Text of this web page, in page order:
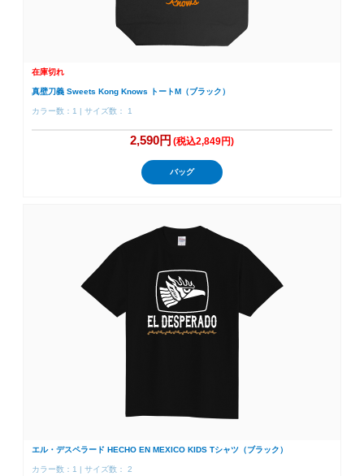
在庫切れ
真壁刀義 Sweets Kong Knows トートM（ブラック）
カラー数：1 | サイズ数： 1
2,590円 (税込2,849円)
バッグ
エル・デスペラード HECHO EN MEXICO KIDS Tシャツ（ブラック）
カラー数：1 | サイズ数： 2